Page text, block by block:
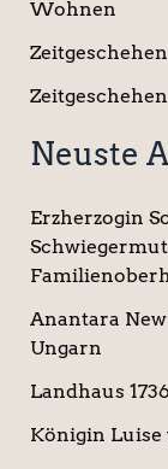
Wohnen
Zeitgeschehen
Zeitgeschehen
Neuste
Erzherzogin
Anantara
Ungarn
Landhaus
Königin Luise